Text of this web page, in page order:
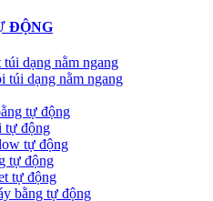
ĐỘNG
dạng nằm ngang
túi dạng nằm ngang
tự động
tự động
tự động
tự động
tự động
bằng tự động